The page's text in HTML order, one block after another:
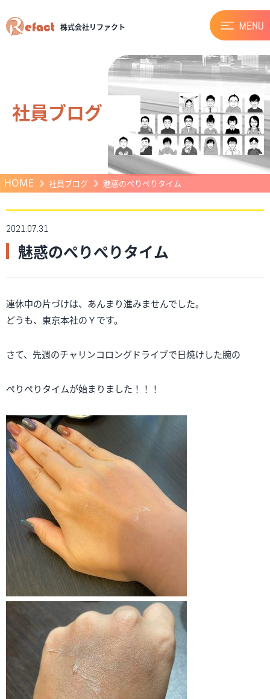
株式会社リファクト
社員ブログ
HOME 社員ブログ 魅惑のぺりぺりタイム
2021.07.31
魅惑のぺりぺりタイム
連休中の片づけは、あんまり進みませんでした。
どうも、東京本社のＹです。
さて、先週のチャリンコロングドライブで日焼けした腕の
ぺりぺりタイムが始まりました！！！